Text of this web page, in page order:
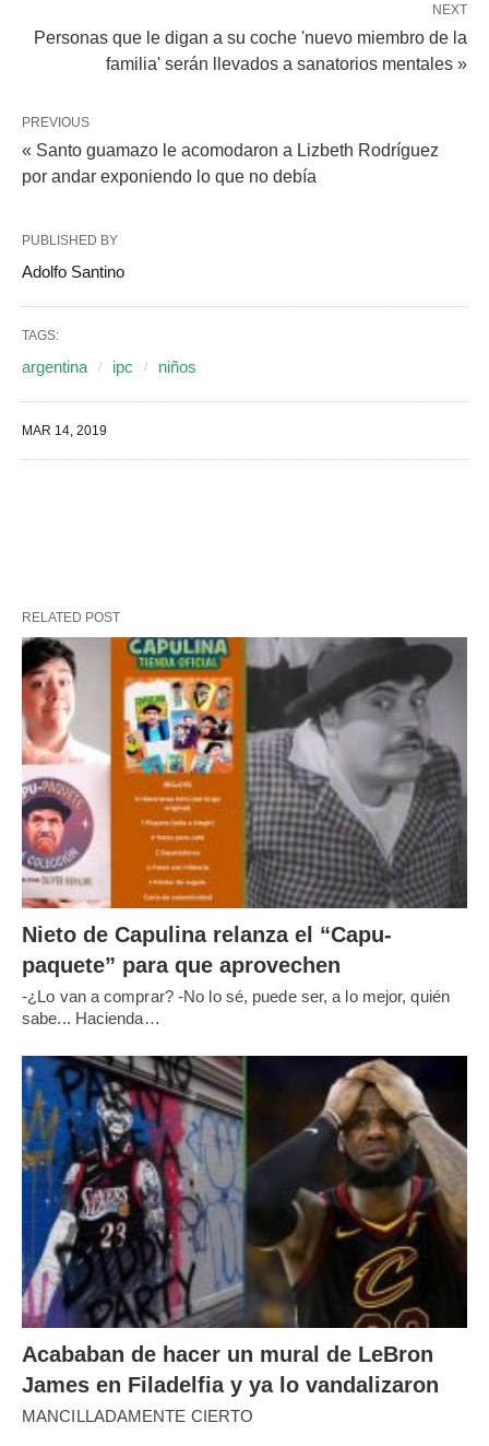
NEXT
Personas que le digan a su coche 'nuevo miembro de la
familia' serán llevados a sanatorios mentales »
PREVIOUS
« Santo guamazo le acomodaron a Lizbeth Rodríguez
por andar exponiendo lo que no debía
PUBLISHED BY
Adolfo Santino
TAGS:
argentina ipc niños
MAR 14, 2019
RELATED POST
Nieto de Capulina relanza el “Capu-
paquete” para que aprovechen
-¿Lo van a comprar? -No lo sé, puede ser, a lo mejor, quién
sabe... Hacienda…
Acababan de hacer un mural de LeBron
James en Filadelfia y ya lo vandalizaron
MANCILLADAMENTE CIERTO